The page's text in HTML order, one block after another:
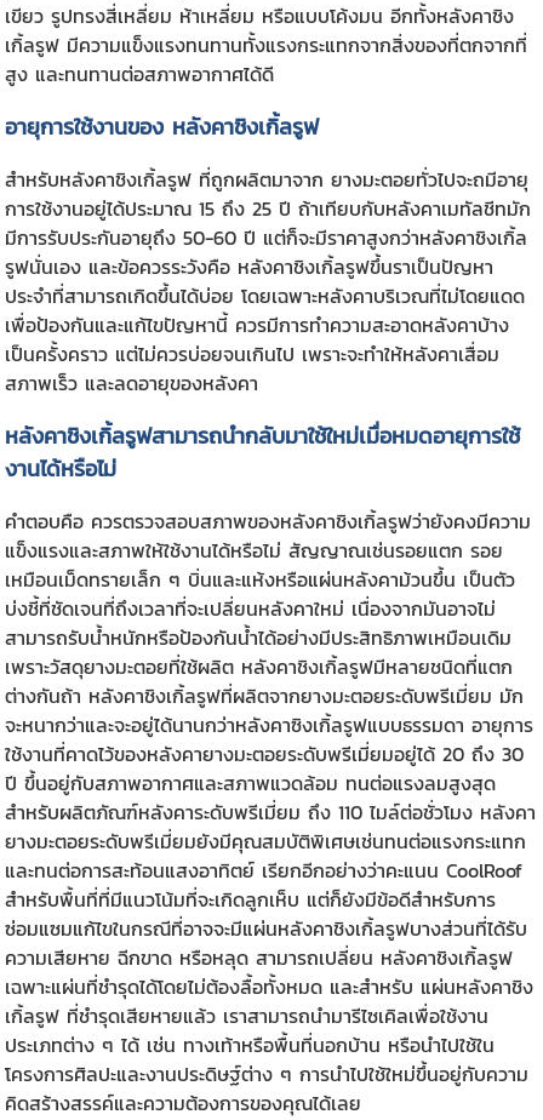
เขียว รูปทรงสี่เหลี่ยม ห้าเหลี่ยม หรือแบบโค้งมน อีกทั้งหลังคาชิง
เกิ้ลรูฟ มีความแข็งแรงทนทานทั้งแรงกระแทกจากสิ่งของที่ตกจากที่
สูง และทนทานต่อสภาพอากาศได้ดี
อายุการใช้งานของ หลังคาชิงเกิ้ลรูฟ
สำหรับหลังคาชิงเกิ้ลรูฟ ที่ถูกผลิตมาจาก ยางมะตอยทั่วไปจะถมีอายุ
การใช้งานอยู่ได้ประมาณ 15 ถึง 25 ปี ถ้าเทียบกับหลังคาเมทัลชีทมัก
มีการรับประกันอายุถึง 50-60 ปี แต่ก็จะมีราคาสูงกว่าหลังคาชิงเกิ้ล
รูฟนั่นเอง และข้อควรระวังคือ หลังคาชิงเกิ้ลรูฟขึ้นราเป็นปัญหา
ประจำที่สามารถเกิดขึ้นได้บ่อย โดยเฉพาะหลังคาบริเวณที่ไม่โดยแดด
เพื่อป้องกันและแก้ไขปัญหานี้ ควรมีการทำความสะอาดหลังคาบ้าง
เป็นครั้งคราว แต่ไม่ควรบ่อยจนเกินไป เพราะจะทำให้หลังคาเสื่อม
สภาพเร็ว และลดอายุของหลังคา
หลังคาชิงเกิ้ลรูฟสามารถนำกลับมาใช้ใหม่เมื่อหมดอายุการใช้
งานได้หรือไม่
คำตอบคือ ควรตรวจสอบสภาพของหลังคาชิงเกิ้ลรูฟว่ายังคงมีความ
แข็งแรงและสภาพให้ใช้งานได้หรือไม่ สัญญาณเช่นรอยแตก รอย
เหมือนเม็ดทรายเล็ก ๆ บิ่นและแห้งหรือแผ่นหลังคาม้วนขึ้น เป็นตัว
บ่งชี้ที่ชัดเจนที่ถึงเวลาที่จะเปลี่ยนหลังคาใหม่ เนื่องจากมันอาจไม่
สามารถรับน้ำหนักหรือป้องกันน้ำได้อย่างมีประสิทธิภาพเหมือนเดิม
เพราะวัสดุยางมะตอยที่ใช้ผลิต หลังคาชิงเกิ้ลรูฟมีหลายชนิดที่แตก
ต่างกันถ้า หลังคาชิงเกิ้ลรูฟที่ผลิตจากยางมะตอยระดับพรีเมี่ยม มัก
จะหนากว่าและจะอยู่ได้นานกว่าหลังคาซิงเกิ้ลรูฟแบบธรรมดา อายุการ
ใช้งานที่คาดไว้ของหลังคายางมะตอยระดับพรีเมี่ยมอยู่ได้ 20 ถึง 30
ปี ขึ้นอยู่กับสภาพอากาศและสภาพแวดล้อม ทนต่อแรงลมสูงสุด
สำหรับผลิตภัณฑ์หลังคาระดับพรีเมี่ยม ถึง 110 ไมล์ต่อชั่วโมง หลังคา
ยางมะตอยระดับพรีเมี่ยมยังมีคุณสมบัติพิเศษเช่นทนต่อแรงกระแทก
และทนต่อการสะท้อนแสงอาทิตย์ เรียกอีกอย่างว่าคะแนน CoolRoof
สำหรับพื้นที่ที่มีแนวโน้มที่จะเกิดลูกเห็บ แต่ก็ยังมีข้อดีสำหรับการ
ซ่อมแซมแก้ไขในกรณีที่อาจจะมีแผ่นหลังคาชิงเกิ้ลรูฟบางส่วนที่ได้รับ
ความเสียหาย ฉีกขาด หรือหลุด สามารถเปลี่ยน หลังคาชิงเกิ้ลรูฟ
เฉพาะแผ่นที่ชำรุดได้โดยไม่ต้องลื้อทั้งหมด และสำหรับ แผ่นหลังคาชิง
เกิ้ลรูฟ ที่ชำรุดเสียหายแล้ว เราสามารถนำมารีไซเคิลเพื่อใช้งาน
ประเภทต่าง ๆ ได้ เช่น ทางเท้าหรือพื้นที่นอกบ้าน หรือนำไปใช้ใน
โครงการศิลปะและงานประดิษฐ์ต่าง ๆ การนำไปใช้ใหม่ขึ้นอยู่กับความ
คิดสร้างสรรค์และความต้องการของคุณได้เลย